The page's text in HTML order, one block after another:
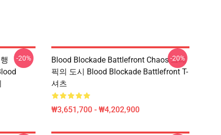
-20%
Blood Blockade Battlefront Chaos 그래
픽의 도시 Blood Blockade Battlefront T-
셔츠
₩3,651,700 - ₩4,202,900
-20%